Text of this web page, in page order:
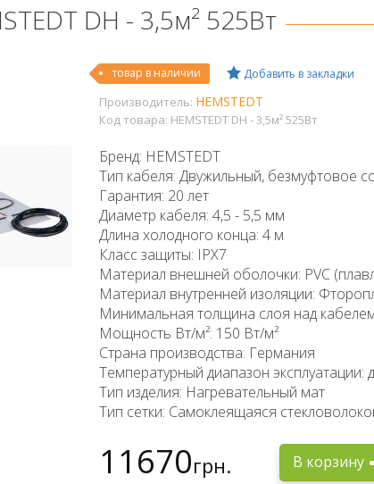
DH - 3,5м² 525Вт
товар в наличии Добавить в закладки
Производитель: HEMSTEDT
Код товара: HEMSTEDT DH - 3,5м² 525Вт
Бренд: HEMSTEDT
Тип кабеля: Двужильный, безмуфтовое
Гарантия: 20 лет
Диаметр кабеля: 4,5 - 5,5 мм
Длина холодного конца: 4 м
Класс защиты: IPX7
Материал внешней оболочки: PVC
Материал внутренней изоляции:
Минимальная толщина слоя над
Мощность Вт/м²: 150 Вт/м²
Страна производства: Германия
Температурный диапазон эксплуатации:
Тип изделия: Нагревательный мат
Тип сетки: Самоклеящаяся
11670грн. В корзину